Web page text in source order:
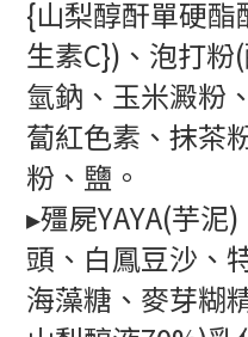
{山梨醇酐單硬
生素C})、泡打
氫鈉、玉米澱粉
蔔紅色素、抹茶
粉、鹽。
▸殭屍YAYA(芋泥
頭、白鳳豆沙、
海藻糖、麥芽糊